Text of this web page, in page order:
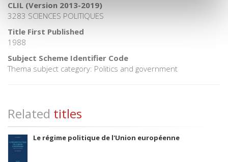
CLIL (Version 2013-2019)
3283 SCIENCES POLITIQUES
Title First Published
1988
Subject Scheme Identifier Code
Thema subject category: Politics and government
Related titles
Le régime politique de l'Union européenne